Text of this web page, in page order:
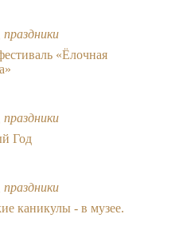
праздники
«Ёлочная
праздники
Год
праздники
каникулы - в музее.